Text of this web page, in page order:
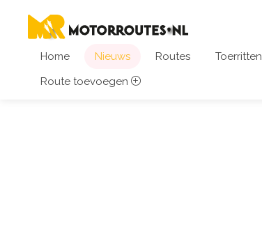
Home Nieuws Routes Toerritten
Route toevoegen